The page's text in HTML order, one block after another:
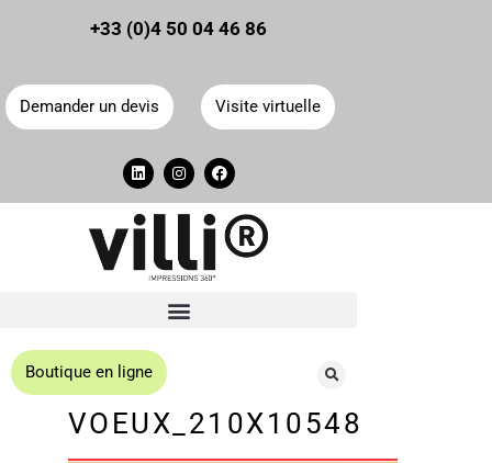
Panneau de gestion des cookies
+33 (0)4 50 04 46 86
Demander un devis Visite virtuelle
Boutique en ligne
VOEUX_210X10548